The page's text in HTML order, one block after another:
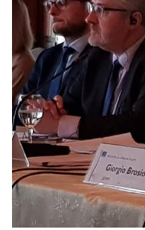
COVID 19
Геоистраживања
Пољопривреда
Туризам
Спорт